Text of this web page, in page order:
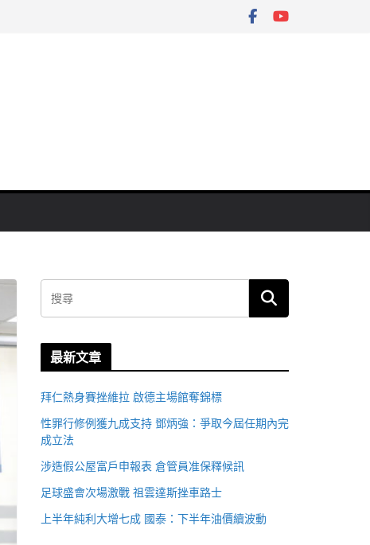
最新文章
拜仁熱身賽挫維拉 啟德主場館奪錦標
性罪行修例獲九成支持 鄧炳強：爭取今屆任期內完
成立法
涉造假公屋富戶申報表 倉管員准保釋候訊
足球盛會次場激戰 祖雲達斯挫車路士
上半年純利大增七成 國泰：下半年油價續波動